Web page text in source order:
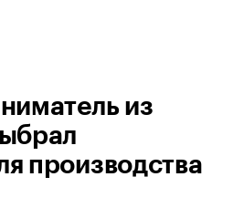
из
производства